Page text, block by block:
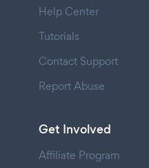
Help Center
Tutorials
Contact Support
Report Abuse
Get Involved
Affiliate Program